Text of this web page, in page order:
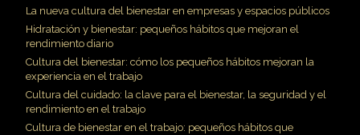
La nueva cultura del bienestar en empresas y espacios públicos
Hidratación y bienestar: pequeños hábitos que mejoran el
rendimiento diario
Cultura del bienestar: cómo los pequeños hábitos mejoran la
experiencia en el trabajo
Cultura del cuidado: la clave para el bienestar, la seguridad y el
rendimiento en el trabajo
Cultura de bienestar en el trabajo: pequeños hábitos que